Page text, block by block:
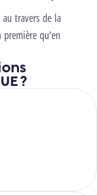
travers de la
première qu'en
?